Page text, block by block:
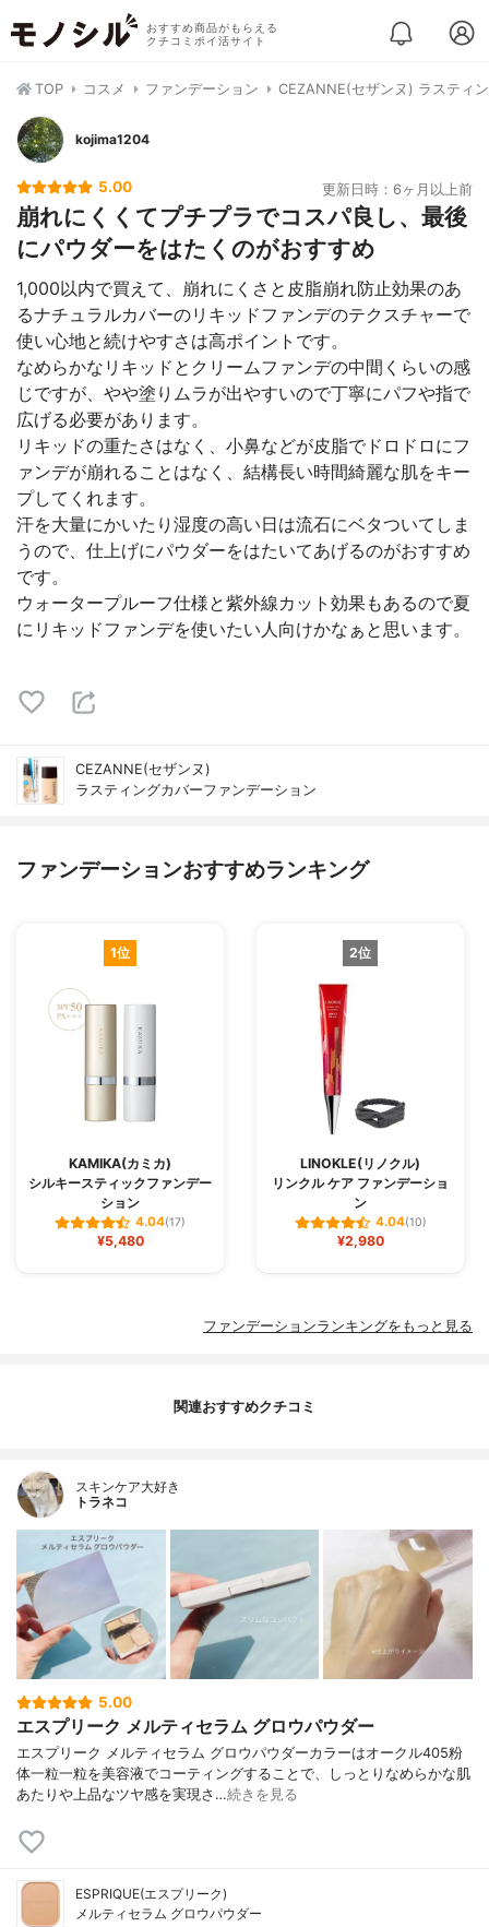
おすすめ商品がもらえる
クチコミポイ活サイト
TOP コスメ ファンデーション CEZANNE(セザンヌ) ラスティ
kojima1204
5.00 更新日時：6ヶ月以上前
崩れにくくてプチプラでコスパ良し、最後
にパウダーをはたくのがおすすめ
1,000以内で買えて、崩れにくさと皮脂崩れ防止効果のあ
るナチュラルカバーのリキッドファンデのテクスチャーで
使い心地と続けやすさは高ポイントです。
なめらかなリキッドとクリームファンデの中間くらいの感
じですが、やや塗りムラが出やすいので丁寧にパフや指で
広げる必要があります。
リキッドの重たさはなく、小鼻などが皮脂でドロドロにフ
ァンデが崩れることはなく、結構長い時間綺麗な肌をキー
プしてくれます。
汗を大量にかいたり湿度の高い日は流石にベタついてしま
うので、仕上げにパウダーをはたいてあげるのがおすすめ
です。
ウォータープルーフ仕様と紫外線カット効果もあるので夏
にリキッドファンデを使いたい人向けかなぁと思います。
CEZANNE(セザンヌ)
ラスティングカバーファンデーション
ファンデーションおすすめランキング
1位
KAMIKA(カミカ)
シルキースティックファンデー
ション
4.04(17)
¥5,480
2位
LINOKLE(リノクル)
リンクル ケア ファンデーショ
ン
4.04(10)
¥2,980
ファンデーションランキングをもっと見る
関連おすすめクチコミ
スキンケア大好き
トラネコ
5.00
エスプリーク メルティセラム グロウパウダー
エスプリーク メルティセラム グロウパウダーカラーはオークル405粉
体一粒一粒を美容液でコーティングすることで、しっとりなめらかな肌
あたりや上品なツヤ感を実現さ…続きを見る
ESPRIQUE(エスプリーク)
メルティセラム グロウパウダー